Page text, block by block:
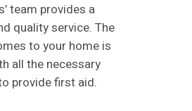
team provides a
quality service. The
to your home is
all the necessary
provide first aid.